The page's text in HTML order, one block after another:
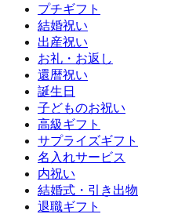
プチギフト
結婚祝い
出産祝い
お礼・お返し
還暦祝い
誕生日
子どものお祝い
高級ギフト
サプライズギフト
名入れサービス
内祝い
結婚式・引き出物
退職ギフト